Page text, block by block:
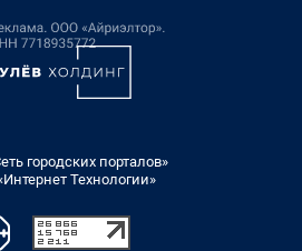
городских порталов»
Технологии»